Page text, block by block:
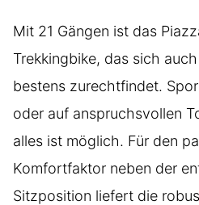
Mit 21 Gängen ist das
Trekkingbike, das sich
bestens zurechtfindet.
oder auf anspruchsvollen
alles ist möglich. Für den
Komfortfaktor neben der
Sitzposition liefert die